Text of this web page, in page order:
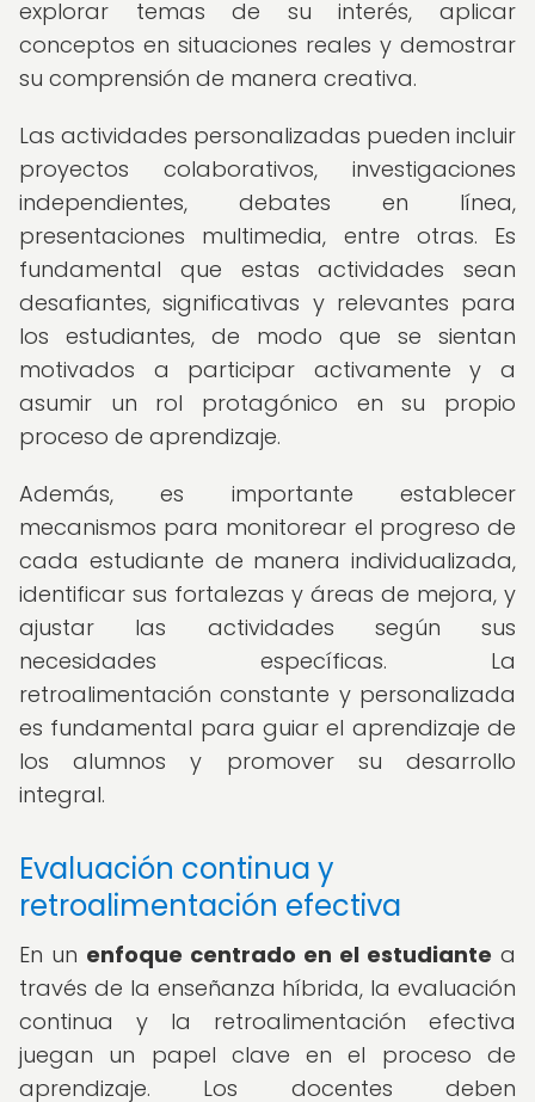
explorar temas de su interés, aplicar
conceptos en situaciones reales y demostrar
su comprensión de manera creativa.
Las actividades personalizadas pueden incluir
proyectos colaborativos, investigaciones
independientes, debates en línea,
presentaciones multimedia, entre otras. Es
fundamental que estas actividades sean
desafiantes, significativas y relevantes para
los estudiantes, de modo que se sientan
motivados a participar activamente y a
asumir un rol protagónico en su propio
proceso de aprendizaje.
Además, es importante establecer
mecanismos para monitorear el progreso de
cada estudiante de manera individualizada,
identificar sus fortalezas y áreas de mejora, y
ajustar las actividades según sus
necesidades específicas. La
retroalimentación constante y personalizada
es fundamental para guiar el aprendizaje de
los alumnos y promover su desarrollo
integral.
Evaluación continua y
retroalimentación efectiva
En un enfoque centrado en el estudiante a
través de la enseñanza híbrida, la evaluación
continua y la retroalimentación efectiva
juegan un papel clave en el proceso de
aprendizaje. Los docentes deben